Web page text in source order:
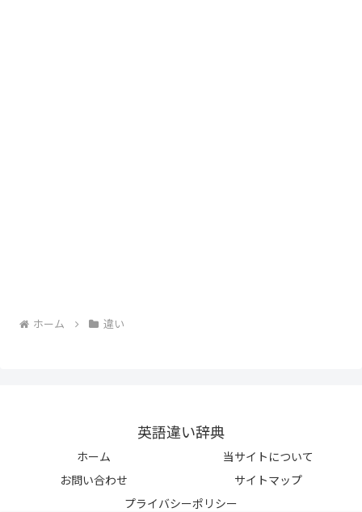
ホーム 違い
英語違い辞典
ホーム
当サイトについて
お問い合わせ
サイトマップ
プライバシーポリシー